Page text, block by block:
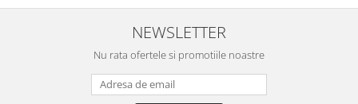
NEWSLETTER
Nu rata ofertele si promotiile noastre